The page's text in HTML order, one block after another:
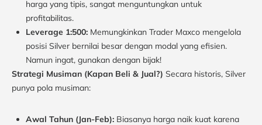
harga yang tipis, sangat menguntungkan untuk
profitabilitas.
Leverage 1:500: Memungkinkan Trader Maxco mengelola
posisi Silver bernilai besar dengan modal yang efisien.
Namun ingat, gunakan dengan bijak!
Strategi Musiman (Kapan Beli & Jual?) Secara historis, Silver
punya pola musiman:
Awal Tahun (Jan-Feb): Biasanya harga naik kuat karena